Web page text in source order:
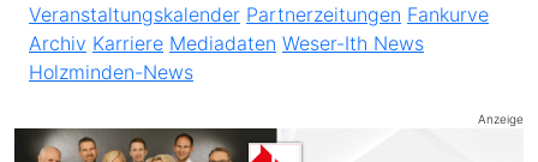
Veranstaltungskalender Partnerzeitungen Fankurve
Archiv Karriere Mediadaten Weser-Ith News
Holzminden-News
Anzeige